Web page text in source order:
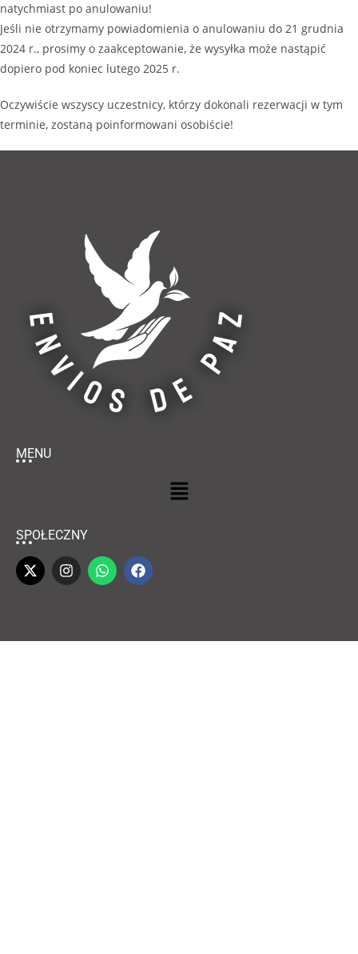
natychmiast po anulowaniu!
Jeśli nie otrzymamy powiadomienia o anulowaniu do 21 grudnia
2024 r., prosimy o zaakceptowanie, że wysyłka może nastąpić
dopiero pod koniec lutego 2025 r.
Oczywiście wszyscy uczestnicy, którzy dokonali rezerwacji w tym
terminie, zostaną poinformowani osobiście!
MENU
SPOŁECZNY